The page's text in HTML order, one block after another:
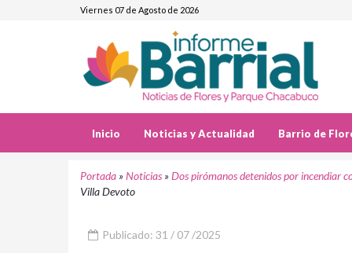
Viernes 07 de Agosto de 2026
Inicio Noticias y Actualidad Barrio de
Portada »Noticias »Dos pirómanos detenidos por incendiar
Villa Devoto
Publicado: 31 / 07 /2025